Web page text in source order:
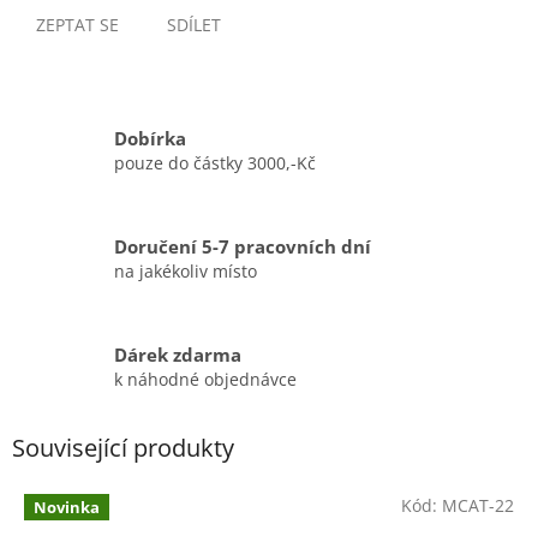
ZEPTAT SE SDÍLET
Dobírka
pouze do částky 3000,-Kč
Doručení 5-7 pracovních dní
na jakékoliv místo
Dárek zdarma
k náhodné objednávce
Související produkty
Novinka Kód: MCAT-22